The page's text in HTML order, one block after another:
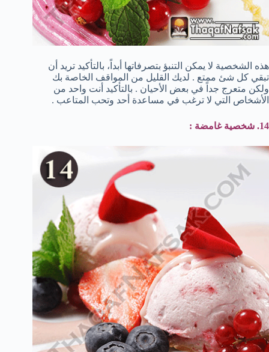
هذه الشخصية لا يمكن التنبؤ بتصرفاتها أبداً، بالتأكيد تريد أن
تبقي كل شئ ممتع . لديك القليل من المواقف الخاصة بك
ولكن متعرج جداً في بعض الأحيان . بالتأكيد أنت واحد من
الأشخاص التي لا ترغب في مساعدة أحد وتحب المتاعب .
14. شخصية غامضة :